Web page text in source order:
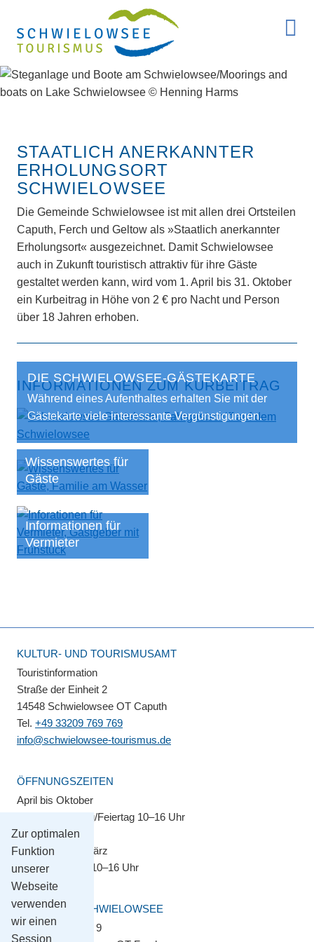
Zur optimalen
Funktion
unserer
Webseite
verwenden
wir einen
Session
STAATLICH ANERKANNTER
ERHOLUNGSORT
SCHWIELOWSEE
Die Gemeinde Schwielowsee ist mit allen drei Ortsteilen
Caputh, Ferch und Geltow als »Staatlich anerkannter
Erholungsort« ausgezeichnet. Damit Schwielowsee
auch in Zukunft touristisch attraktiv für ihre Gäste
gestaltet werden kann, wird vom 1. April bis 31. Oktober
ein Kurbeitrag in Höhe von 2 € pro Nacht und Person
über 18 Jahren erhoben.
INFORMATIONEN ZUM KURBEITRAG
DIE SCHWIELOWSEE-GÄSTEKARTE
Während eines Aufenthaltes erhalten Sie mit der
Gästekarte viele interessante Vergünstigungen.
Wissenswertes für
Gäste
Informationen für
Vermieter
KULTUR- UND TOURISMUSAMT
Touristinformation
Straße der Einheit 2
14548 Schwielowsee OT Caputh
Tel. +49 33209 769 769
info@schwielowsee-tourismus.de
ÖFFNUNGSZEITEN
April bis Oktober
Montag–Sonntag/Feiertag 10–16 Uhr
November bis März
Montag–Freitag 10–16 Uhr
GEMEINDE SCHWIELOWSEE
Potsdamer Platz 9